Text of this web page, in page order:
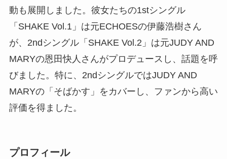
動も展開しました。彼女たちの1stシングル
「SHAKE Vol.1」は元ECHOESの伊藤浩樹さん
が、2ndシングル「SHAKE Vol.2」は元JUDY AND
MARYの恩田快人さんがプロデュースし、話題を呼
びました。特に、2ndシングルではJUDY AND
MARYの「そばかす」をカバーし、ファンから高い
評価を得ました。
プロフィール